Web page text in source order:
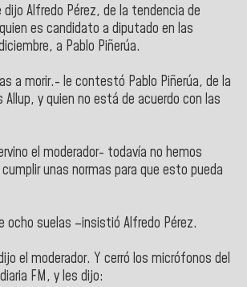
dijo Alfredo Pérez, de la tendencia de
es candidato a diputado en las
a Pablo Piñerúa.
a morir.- le contestó Pablo Piñerúa, de la
y quien no está de acuerdo con las
el moderador- todavía no hemos
unas normas para que esto pueda
ocho suelas –insistió Alfredo Pérez.
el moderador. Y cerró los micrófonos del
FM, y les dijo: